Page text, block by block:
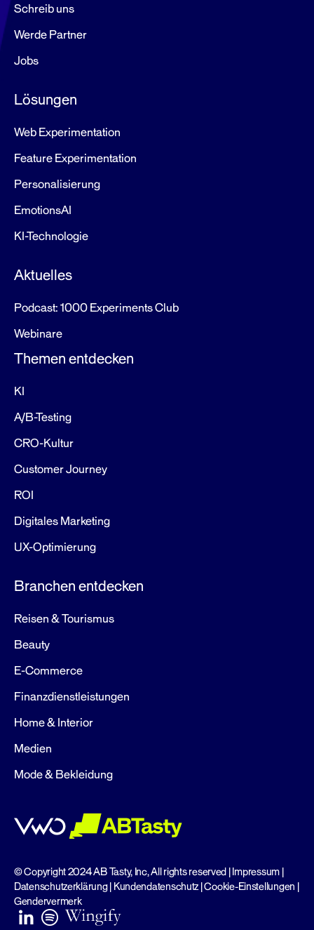
Schreib uns
Werde Partner
Jobs
Lösungen
Web Experimentation
Feature Experimentation
Personalisierung
EmotionsAI
KI-Technologie
Aktuelles
Podcast: 1000 Experiments Club
Webinare
Themen entdecken
KI
A/B-Testing
CRO-Kultur
Customer Journey
ROI
Digitales Marketing
UX-Optimierung
Branchen entdecken
Reisen & Tourismus
Beauty
E-Commerce
Finanzdienstleistungen
Home & Interior
Medien
Mode & Bekleidung
© Copyright 2024 AB Tasty, Inc, All rights reserved |Impressum |
Datenschutzerklärung| Kundendatenschutz|Cookie-Einstellungen |
Gendervermerk